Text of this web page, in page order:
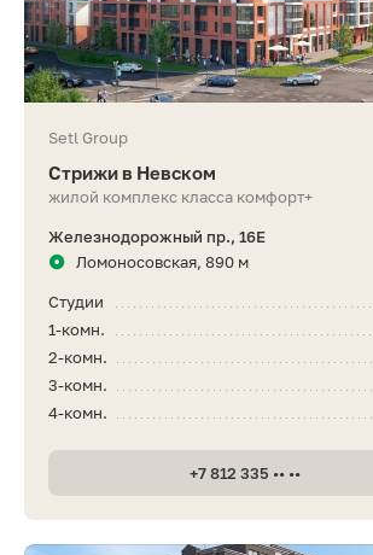
Setl Group
Стрижи в Невском
жилой комплекс класса комфорт+
Железнодорожный пр., 16Е
Ломоносовская, 890 м
Студии
1-комн.
2-комн.
3-комн.
4-комн.
+7 812 335 •• ••